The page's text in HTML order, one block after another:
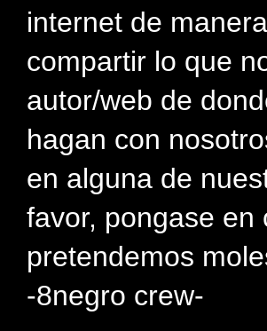
internet de
compartir lo que
autor/web de
hagan con
en alguna de
favor, pongase en
pretendemos
-8negro crew-